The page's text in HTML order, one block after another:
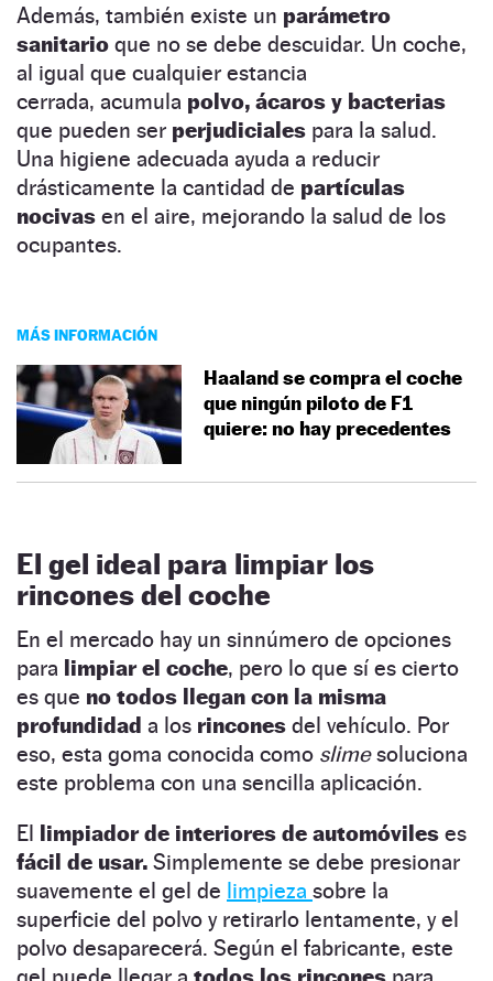
Además, también existe un parámetro
sanitario que no se debe descuidar. Un coche,
al igual que cualquier estancia
cerrada, acumula polvo, ácaros y bacterias
que pueden ser perjudiciales para la salud.
Una higiene adecuada ayuda a reducir
drásticamente la cantidad de partículas
nocivas en el aire, mejorando la salud de los
ocupantes.
MÁS INFORMACIÓN
Haaland se compra el coche
que ningún piloto de F1
quiere: no hay precedentes
El gel ideal para limpiar los
rincones del coche
En el mercado hay un sinnúmero de opciones
para limpiar el coche, pero lo que sí es cierto
es que no todos llegan con la misma
profundidad a los rincones del vehículo. Por
eso, esta goma conocida como slimesoluciona
este problema con una sencilla aplicación.
El limpiador de interiores de automóviles es
fácil de usar. Simplemente se debe presionar
suavemente el gel de limpieza sobre la
superficie del polvo y retirarlo lentamente, y el
polvo desaparecerá. Según el fabricante, este